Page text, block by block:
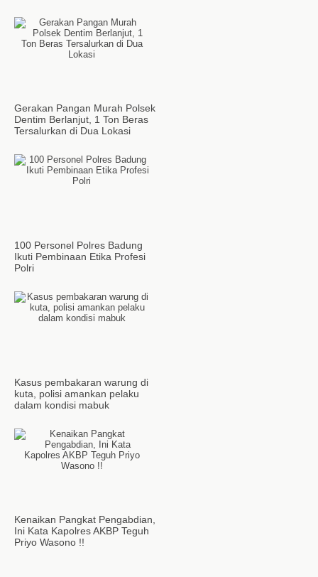
Gerakan Pangan Murah Polsek
Dentim Berlanjut, 1 Ton Beras
Tersalurkan di Dua Lokasi
100 Personel Polres Badung
Ikuti Pembinaan Etika Profesi
Polri
Kasus pembakaran warung di
kuta, polisi amankan pelaku
dalam kondisi mabuk
Kenaikan Pangkat Pengabdian,
Ini Kata Kapolres AKBP Teguh
Priyo Wasono !!